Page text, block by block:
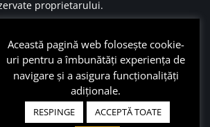
proprietarului.
Această pagină web folosește cookie-
uri pentru a îmbunătăți experiența de
navigare și a asigura funcționalițăți
adiționale.
RESPINGE ACCEPTĂ TOATE